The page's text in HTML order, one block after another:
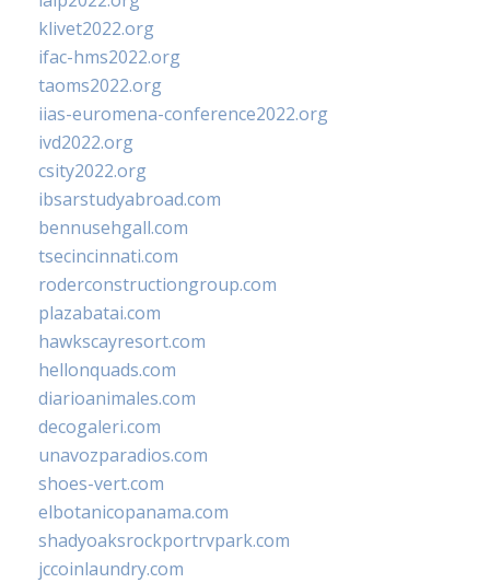
klivet2022.org
ifac-hms2022.org
taoms2022.org
iias-euromena-conference2022.org
ivd2022.org
csity2022.org
ibsarstudyabroad.com
bennusehgall.com
tsecincinnati.com
roderconstructiongroup.com
plazabatai.com
hawkscayresort.com
hellonquads.com
diarioanimales.com
decogaleri.com
unavozparadios.com
shoes-vert.com
elbotanicopanama.com
shadyoaksrockportrvpark.com
jccoinlaundry.com